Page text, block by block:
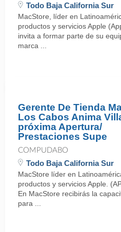
Todo Baja California Sur
MacStore, líder en
productos y servicios Apple
invita a formar parte de su
marca ...
Gerente De Tienda
Los Cabos Anima
próxima Apertura/
Prestaciones Supe
COMPUDABO
Todo Baja California Sur
MacStore líder en
productos y servicios Apple.
En MacStore recibirás la
para ...